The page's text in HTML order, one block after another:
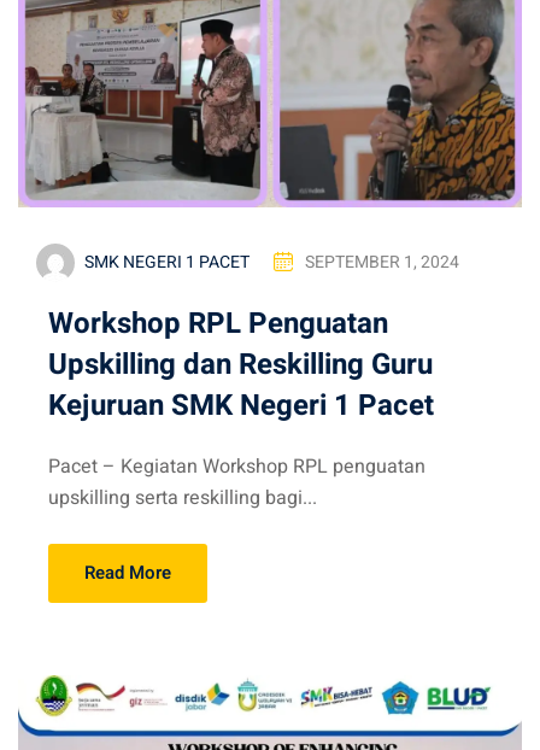
SMK NEGERI 1 PACET SEPTEMBER 1, 2024
Workshop RPL Penguatan
Upskilling dan Reskilling Guru
Kejuruan SMK Negeri 1 Pacet
Pacet – Kegiatan Workshop RPL penguatan
upskilling serta reskilling bagi...
Read More